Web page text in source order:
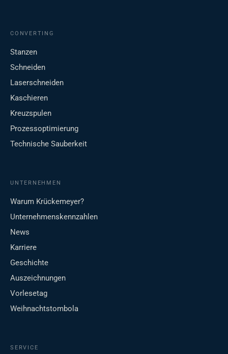
CONVERTING
Stanzen
Schneiden
Laserschneiden
Kaschieren
Kreuzspulen
Prozessoptimierung
Technische Sauberkeit
UNTERNEHMEN
Warum Krückemeyer?
Unternehmenskennzahlen
News
Karriere
Geschichte
Auszeichnungen
Vorlesetag
Weihnachtstombola
SERVICE